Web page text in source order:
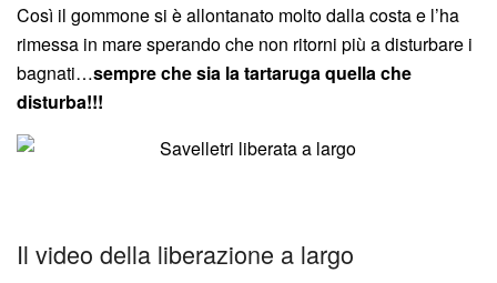
Così il gommone si è allontanato molto dalla costa e l’ha
rimessa in mare sperando che non ritorni più a disturbare i
bagnati…sempre che sia la tartaruga quella che
disturba!!!
Il video della liberazione a largo